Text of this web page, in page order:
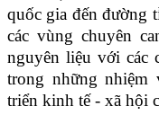
quốc gia đến đường
các vùng chuyên
nguyên liệu với các
trong những nhiệm
triển kinh tế - xã hội